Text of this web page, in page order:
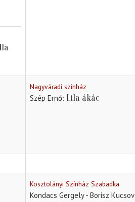
Nagyváradi színház
Szép Ernő Lila ákác
Kosztolányi Színház Szabadka
Kondacs Gergely - Borisz Kucsov